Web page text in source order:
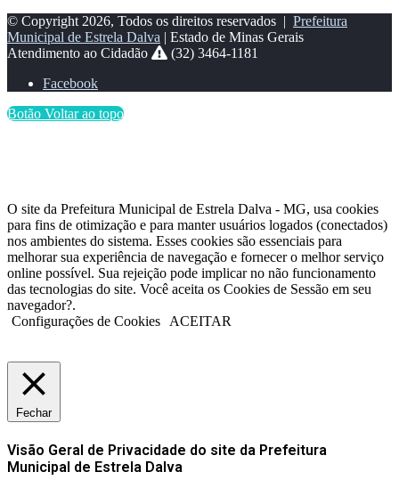
© Copyright 2026, Todos os direitos reservados | Prefeitura
Municipal de Estrela Dalva | Estado de Minas Gerais
Atendimento ao Cidadão
(32) 3464-1181
Facebook
Botão Voltar ao topo
O site da Prefeitura Municipal de Estrela Dalva - MG, usa cookies
para fins de otimização e para manter usuários logados (conectados)
nos ambientes do sistema. Esses cookies são essenciais para
melhorar sua experiência de navegação e fornecer o melhor serviço
online possível. Sua rejeição pode implicar no não funcionamento
das tecnologias do site. Você aceita os Cookies de Sessão em seu
navegador?.
Configurações de Cookies
ACEITAR
Fechar
Visão Geral de Privacidade do site da Prefeitura
Municipal de Estrela Dalva